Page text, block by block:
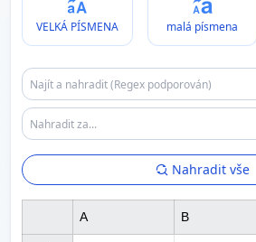
VELKÁ PÍSMENA malá písmena
Nahradit vše
A B